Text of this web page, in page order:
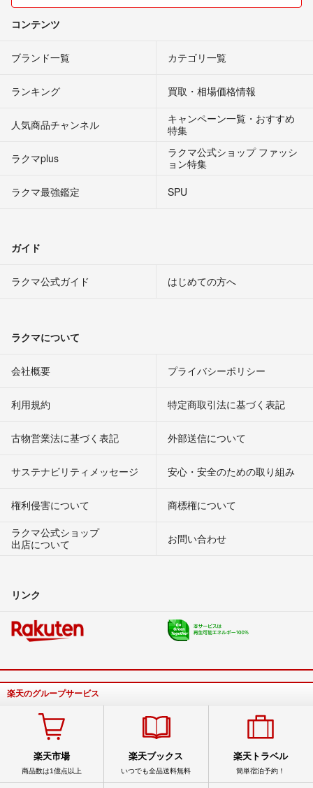
コンテンツ
ブランド一覧 カテゴリ一覧
ランキング 買取・相場価格情報
人気商品チャンネル
キャンペーン一覧・おすすめ
特集
ラクマplus
ラクマ公式ショップ ファッシ
ョン特集
ラクマ最強鑑定
SPU
ガイド
ラクマ公式ガイド はじめての方へ
ラクマについて
会社概要 プライバシーポリシー
利用規約 特定商取引法に基づく表記
古物営業法に基づく表記 外部送信について
サステナビリティメッセージ 安心・安全のための取り組み
権利侵害について
商標権について
ラクマ公式ショップ
出店について
お問い合わせ
リンク
楽天のグループサービス
楽天市場
商品数は1億点以上
楽天ブックス
いつでも全品送料無料
楽天トラベル
簡単宿泊予約！